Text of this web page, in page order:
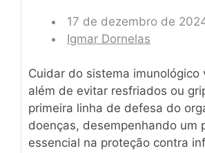
17 de dezembro de
Igmar Dornelas
Cuidar do sistema imunológico
além de evitar resfriados ou
primeira linha de defesa do
doenças, desempenhando um
essencial na proteção contra